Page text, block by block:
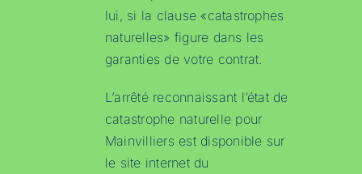
lui, si la clause «catastrophes
naturelles» figure dans les
garanties de votre contrat.
L’arrêté reconnaissant l’état de
catastrophe naturelle pour
Mainvilliers est disponible sur
le site internet du